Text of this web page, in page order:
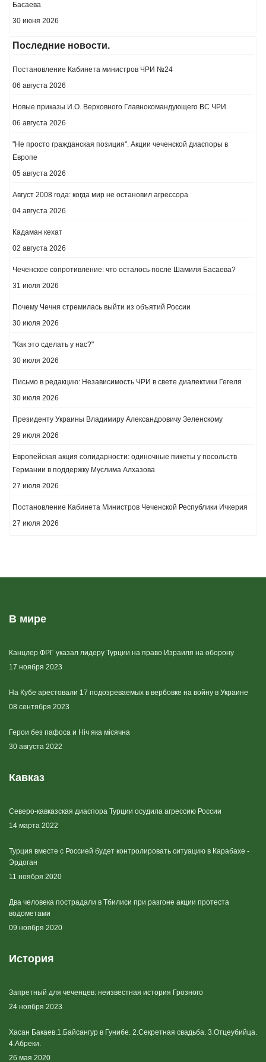
Басаева
30 июня 2026
Последние новости.
Постановление Кабинета министров ЧРИ №24
06 августа 2026
Новые приказы И.О. Верховного Главнокомандующего ВС ЧРИ
06 августа 2026
"Не просто гражданская позиция". Акции чеченской диаспоры в
Европе
05 августа 2026
Август 2008 года: когда мир не остановил агрессора
04 августа 2026
Кадаман кехат
02 августа 2026
Чеченское сопротивление: что осталось после Шамиля Басаева?
31 июля 2026
Почему Чечня стремилась выйти из объятий России
30 июля 2026
"Как это сделать у нас?"
30 июля 2026
Письмо в редакцию: Независимость ЧРИ в свете диалектики Гегеля
30 июля 2026
Президенту Украины Владимиру Александровичу Зеленскому
29 июля 2026
Европейская акция солидарности: одиночные пикеты у посольств
Германии в поддержку Муслима Алхазова
27 июля 2026
Постановление Кабинета Министров Чеченской Республики Ичкерия
27 июля 2026
В мире
Канцлер ФРГ указал лидеру Турции на право Израиля на оборону
17 ноября 2023
На Кубе арестовали 17 подозреваемых в вербовке на войну в Украине
08 сентября 2023
Герои без пафоса и Ніч яка місячна
30 августа 2022
Кавказ
Северо-кавказская диаспора Турции осудила агрессию России
14 марта 2022
Турция вместе с Россией будет контролировать ситуацию в Карабахе -
Эрдоган
11 ноября 2020
Два человека пострадали в Тбилиси при разгоне акции протеста
водометами
09 ноября 2020
История
Запретный для чеченцев: неизвестная история Грозного
24 ноября 2023
Хасан Бакаев.1.Байсангур в Гунибе. 2.Секретная свадьба. 3.Отцеубийца.
4.Абреки.
26 мая 2020